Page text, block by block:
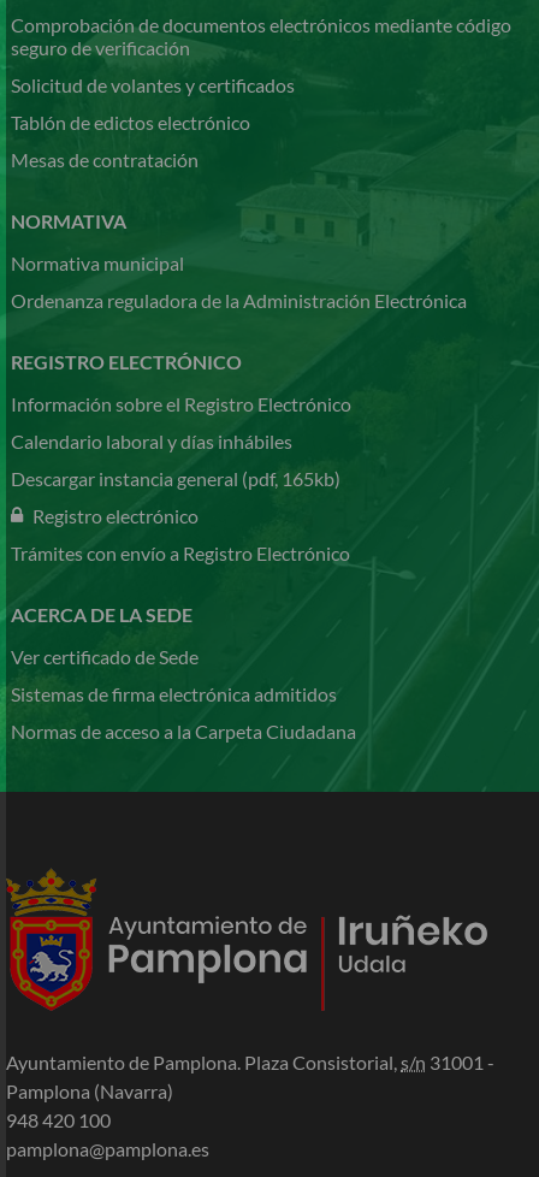
Comprobación de documentos electrónicos mediante código
seguro de verificación
Solicitud de volantes y certificados
Tablón de edictos electrónico
Mesas de contratación
NORMATIVA
Normativa municipal
Ordenanza reguladora de la Administración Electrónica
REGISTRO ELECTRÓNICO
Información sobre el Registro Electrónico
Calendario laboral y días inhábiles
Descargar instancia general (pdf, 165kb)
Registro electrónico
Trámites con envío a Registro Electrónico
ACERCA DE LA SEDE
Ver certificado de Sede
Sistemas de firma electrónica admitidos
Normas de acceso a la Carpeta Ciudadana
Ayuntamiento de Pamplona. Plaza Consistorial, s/n 31001 -
Pamplona (Navarra)
948 420 100
pamplona@pamplona.es